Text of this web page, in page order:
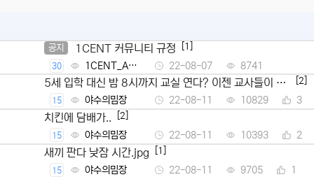
공지 1CENT 커뮤니티 규정 [1]
30
1CENT_Ad
min
22-08-07 8741
5세 입학 대신 밤 8시까지 교실 연다? 이젠 교사들이 뿔
났다
[2]
15 야수의밈장 22-08-11 10829 3
치킨에 담배가.. [2]
15 야수의밈장 22-08-11 10393 2
새끼 판다 낮잠 시간.jpg [1]
15 야수의밈장 22-08-11 9705 1